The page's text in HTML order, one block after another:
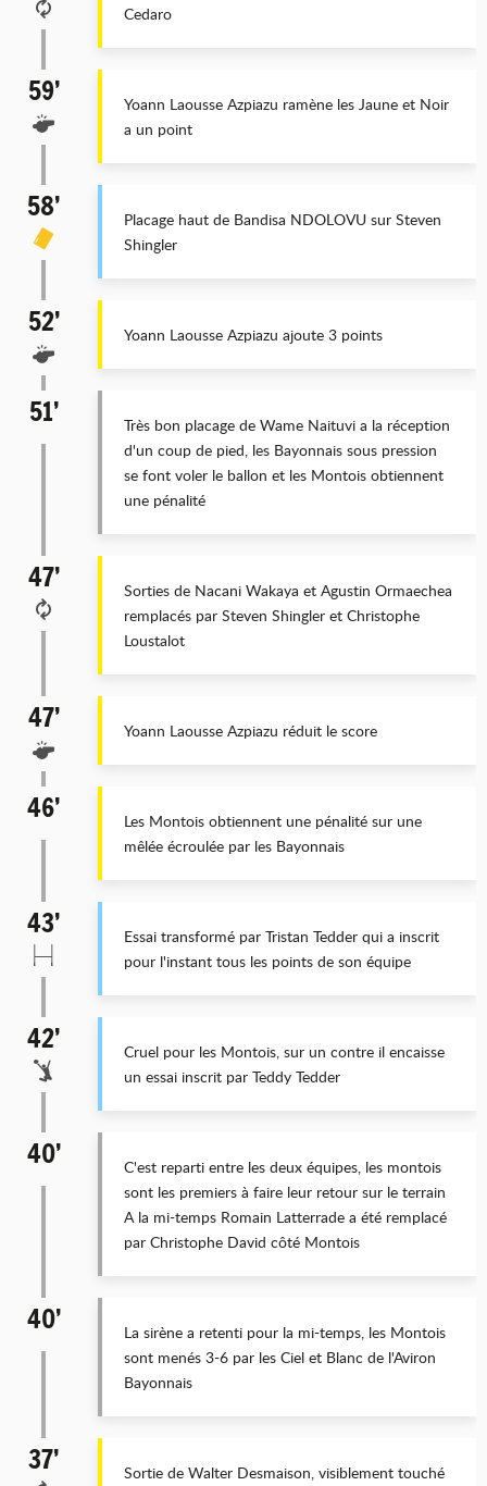
Cedaro
59’
Yoann Laousse Azpiazu ramène les Jaune et Noir
a un point
58’
Placage haut de Bandisa NDOLOVU sur Steven
Shingler
52’ Yoann Laousse Azpiazu ajoute 3 points
51’
Très bon placage de Wame Naituvi a la réception
d'un coup de pied, les Bayonnais sous pression
se font voler le ballon et les Montois obtiennent
une pénalité
47’
Sorties de Nacani Wakaya et Agustin Ormaechea
remplacés par Steven Shingler et Christophe
Loustalot
47’ Yoann Laousse Azpiazu réduit le score
46’
Les Montois obtiennent une pénalité sur une
mêlée écroulée par les Bayonnais
43’
Essai transformé par Tristan Tedder qui a inscrit
pour l'instant tous les points de son équipe
42’
Cruel pour les Montois, sur un contre il encaisse
un essai inscrit par Teddy Tedder
40’
C'est reparti entre les deux équipes, les montois
sont les premiers à faire leur retour sur le terrain
A la mi-temps Romain Latterrade a été remplacé
par Christophe David côté Montois
40’
La sirène a retenti pour la mi-temps, les Montois
sont menés 3-6 par les Ciel et Blanc de l'Aviron
Bayonnais
37’
Sortie de Walter Desmaison, visiblement touché